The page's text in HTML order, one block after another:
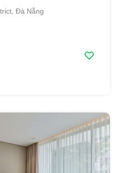
Đà Nẵng